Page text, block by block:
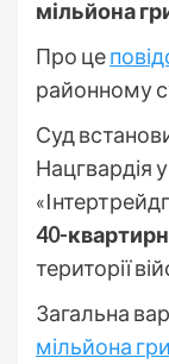
мільйона
Про це
районному
Суд
Нацгвардія
40-
території
Загальна
мільйона